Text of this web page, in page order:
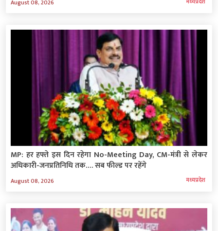
August 08, 2026
MP: हर हफ्ते इस दिन रहेगा No-Meeting Day, CM-मंत्री से लेकर
अधिकारी-जनप्रतिनिधि तक…. सब फील्ड पर रहेंगे
August 08, 2026 मध्‍यप्रदेश